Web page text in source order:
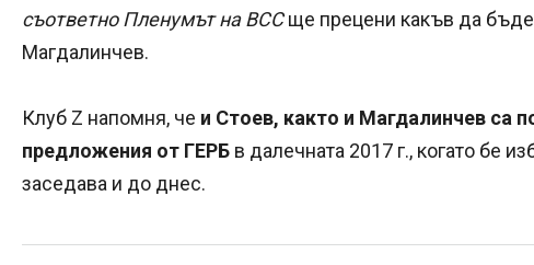
съответно Пленумът на ВССще прецени какъв да бъде
Магдалинчев.
Клуб Z напомня, че и Стоев, както и Магдалинчев са
предложения от ГЕРБ в далечната 2017 г., когато бе
заседава и до днес.